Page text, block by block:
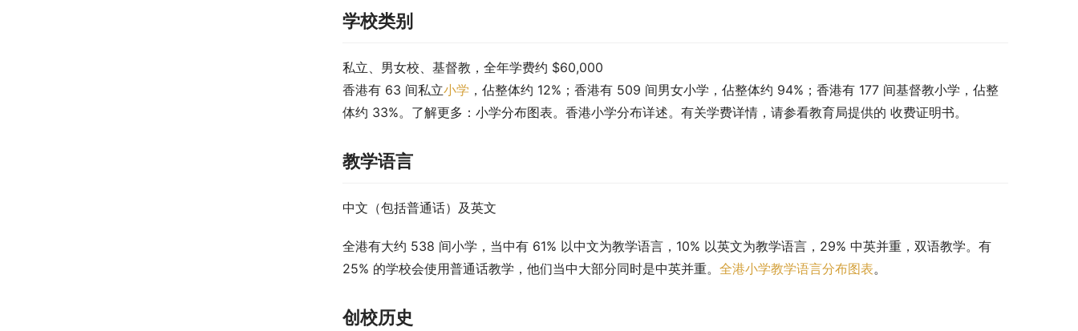
学校类别
私立、男女校、基督教，全年学费约 $60,000
香港有 63 间私立小学 ，佔整体约 12%；香港有 509 间男女小学，佔整体约 94%；香港有 177 间基督教小学，佔整
体约 33%。了解更多：小学分布图表。香港小学分布详述。有关学费详情，请参看教育局提供的 收费证明书。
教学语言
中文（包括普通话）及英文
全港有大约 538 间小学，当中有 61% 以中文为教学语言，10% 以英文为教学语言，29% 中英并重，双语教学。有
25% 的学校会使用普通话教学，他们当中大部分同时是中英并重。 全港小学教学语言分布图表。
创校历史